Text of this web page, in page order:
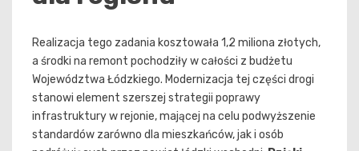
Realizacja tego zadania kosztowała 1,2 miliona złotych,
a środki na remont pochodziły w całości z budżetu
Województwa Łódzkiego. Modernizacja tej części drogi
stanowi element szerszej strategii poprawy
infrastruktury w rejonie, mającej na celu podwyższenie
standardów zarówno dla mieszkańców, jak i osób